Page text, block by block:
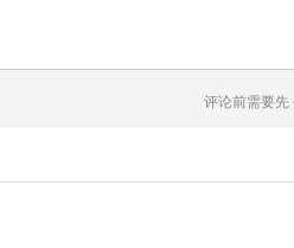
评论前需要先